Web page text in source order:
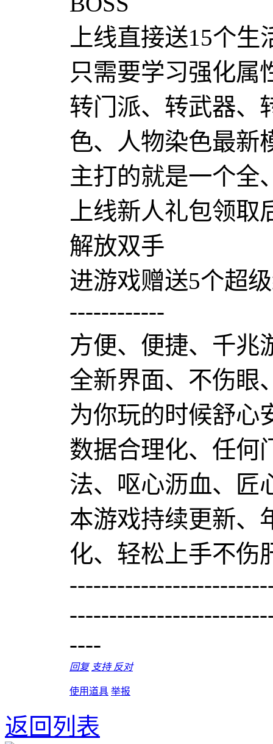
上线直接送15个生
只需要学习强化属
转门派、转武器、
色、人物染色最新
主打的就是一个全
上线新人礼包领取
解放双手
进游戏赠送5个超
------------
方便、便捷、千兆
全新界面、不伤眼
为你玩的时候舒心
数据合理化、任何
法、呕心沥血、匠
本游戏持续更新、
化、轻松上手不伤
----
回复 支持 反对
使用道具 举报
返回列表